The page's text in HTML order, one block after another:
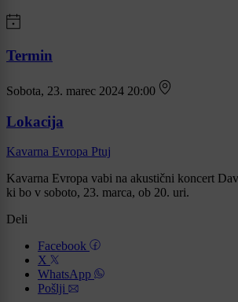
Termin
Sobota, 23. marec 2024 20:00
Lokacija
Kavarna Evropa Ptuj
Kavarna Evropa vabi na akustični koncert
ki bo v soboto, 23. marca, ob 20. uri.
Deli
Facebook
X
WhatsApp
Pošlji